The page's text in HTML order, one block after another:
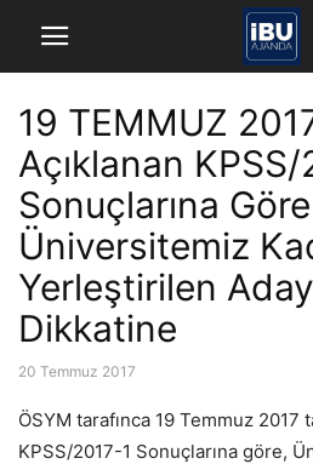
19 TEMMUZ
Açıklanan KPSS/
Sonuçlarına Göre
Üniversitemiz
Yerleştirilen
Dikkatine
20 Temmuz 2017
ÖSYM tarafınca 19 Temmuz 2017
KPSS/2017-1 Sonuçlarına göre,